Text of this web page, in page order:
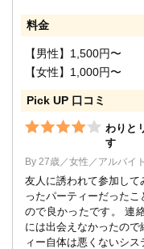
料金
【男性】1,500円〜
【女性】1,000円〜
Pick UP 口コミ
わりと
す
By 27歳／女性／アルバイ
友人に誘われて参加し
ったパーティーだった
ので良かったです。 連
には出会えなかったの
ィー自体は悪くないシス